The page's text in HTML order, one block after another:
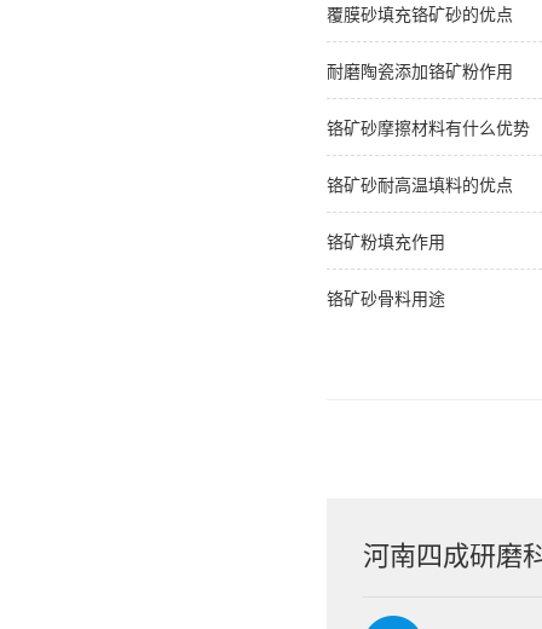
覆膜砂填充铬矿砂的优点
耐磨陶瓷添加铬矿粉作用
铬矿砂摩擦材料有什么优势
铬矿砂耐高温填料的优点
铬矿粉填充作用
铬矿砂骨料用途
河南四成研磨